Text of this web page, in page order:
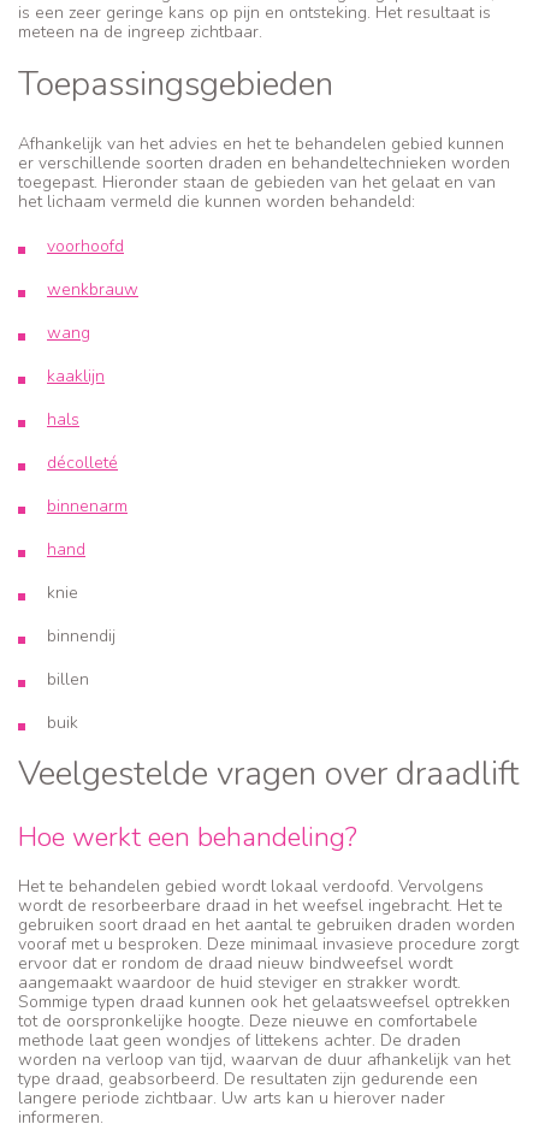
is een zeer geringe kans op pijn en ontsteking. Het resultaat is
meteen na de ingreep zichtbaar.
Toepassingsgebieden
Afhankelijk van het advies en het te behandelen gebied kunnen
er verschillende soorten draden en behandeltechnieken worden
toegepast. Hieronder staan de gebieden van het gelaat en van
het lichaam vermeld die kunnen worden behandeld:
voorhoofd
wenkbrauw
wang
kaaklijn
hals
décolleté
binnenarm
hand
knie
binnendij
billen
buik
Veelgestelde vragen over draadlift
Hoe werkt een behandeling?
Het te behandelen gebied wordt lokaal verdoofd. Vervolgens
wordt de resorbeerbare draad in het weefsel ingebracht. Het te
gebruiken soort draad en het aantal te gebruiken draden worden
vooraf met u besproken. Deze minimaal invasieve procedure zorgt
ervoor dat er rondom de draad nieuw bindweefsel wordt
aangemaakt waardoor de huid steviger en strakker wordt.
Sommige typen draad kunnen ook het gelaatsweefsel optrekken
tot de oorspronkelijke hoogte. Deze nieuwe en comfortabele
methode laat geen wondjes of littekens achter. De draden
worden na verloop van tijd, waarvan de duur afhankelijk van het
type draad, geabsorbeerd. De resultaten zijn gedurende een
langere periode zichtbaar. Uw arts kan u hierover nader
informeren.